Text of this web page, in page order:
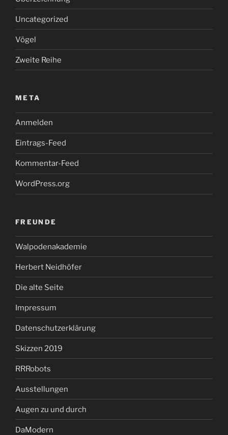
Uncategorized
Vögel
Zweite Reihe
META
Anmelden
Eintrags-Feed
Kommentar-Feed
WordPress.org
FREUNDE
Walpodenakademie
Herbert Neidhöfer
Die alte Seite
Impressum
Datenschutzerklärung
Skizzen 2019
RRRobots
Ausstellungen
Augen zu und durch
DaModern